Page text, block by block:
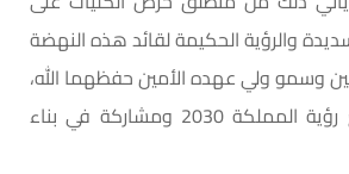
والرؤية الحكيمة لقائد هذه النهضة
وسمو ولي عهده الأمين حفظهما الله،
ولتكون متسقة مع رؤية المملكة 2030 ومشاركة في بناء